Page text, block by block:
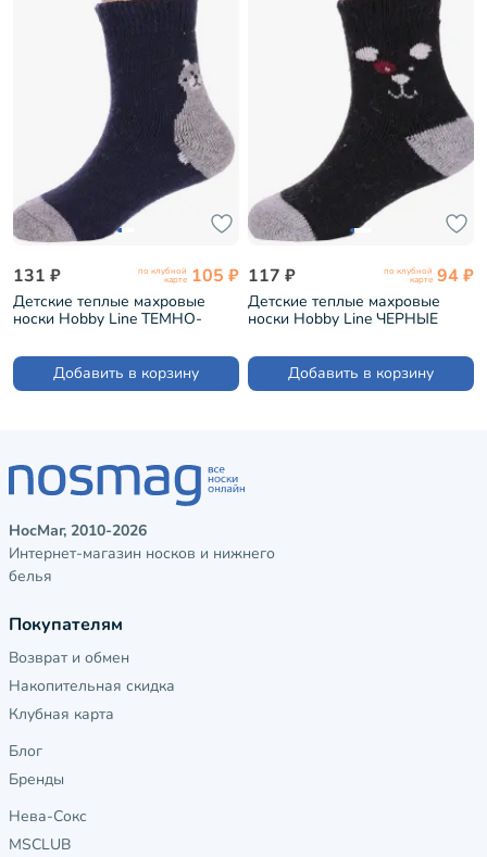
131 ₽ по клубной
карте 105 ₽
Детские теплые махровые
носки Hobby Line ТЕМНО-
Добавить в корзину
117 ₽ по клубной
карте 94 ₽
Детские теплые махровые
носки Hobby Line ЧЕРНЫЕ
Добавить в корзину
НосМаг, 2010-2026
Интернет-магазин носков и нижнего
белья
Покупателям
Возврат и обмен
Накопительная скидка
Клубная карта
Блог
Бренды
Нева-Сокс
MSCLUB